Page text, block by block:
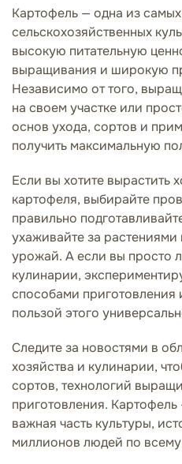
Картофель — одна из
сельскохозяйственных
высокую питательную
выращивания и широкую
Независимо от того,
на своем участке или
основ ухода, сортов и
получить максимальную
Если вы хотите вырастить
картофеля, выбирайте
правильно
ухаживайте за
урожай. А если вы просто
кулинарии,
способами приготовления
пользой этого
Следите за новостями в
хозяйства и кулинарии,
сортов, технологий
приготовления. Картофель
важная часть культуры,
миллионов людей по